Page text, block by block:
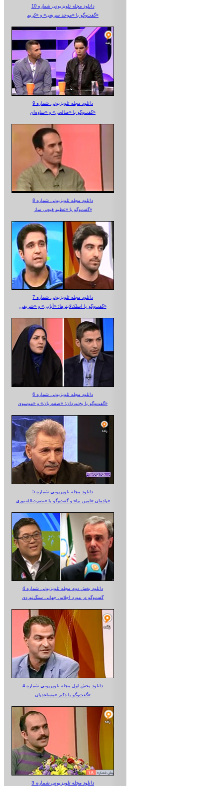
دانلود مجله تلویزیونی شماره 10
گفت‌وگو با «موحد سریعی» و «کریم»
دانلود مجله تلویزیونی شماره 9
گفت‌وگو با «صالحی» و «ساوه‌ای»
دانلود مجله تلویزیونی شماره 8
گفت‌وگو با «عظیم قیچی ساز»
دانلود مجله تلویزیونی شماره 7
گفت‌وگو با اسلک‌لاینرها؛ «آبایی» و «شریفی»
دانلود مجله تلویزیونی شماره 6
گفت‌وگو با یخ‌نوردان؛ «صفدریان» و «موسوی»
دانلود مجله تلویزیونی شماره 5
یادمان «امین نیا» و گفت‌وگو با «نصرت‌الله‌نوری»
دانلود بخش دوم مجله تلویزیونی شماره 4
گفت‌وگو در مورد اجلاس جهانی سنگ‌نوردی
دانلود بخش اول مجله تلویزیونی شماره 4
گفت‌وگو با دکتر «مساعدیان»
دانلود مجله تلویزیونی شماره 3